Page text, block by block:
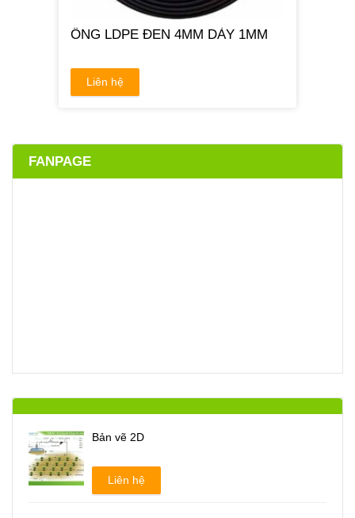
ỐNG LDPE ĐEN 4MM DÀY 1MM
Liên hệ
FANPAGE
Bản vẽ 2D
Liên hệ